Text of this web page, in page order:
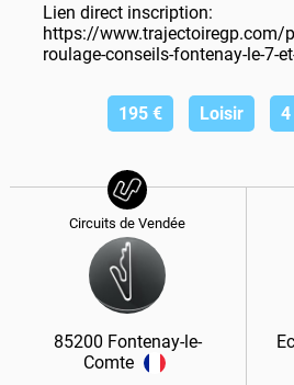
Lien direct inscription:
https://www.trajectoiregp.com/
roulage-conseils-fontenay-le-7-
195 € Loisir
Circuits de Vendée
85200 Fontenay-le-
Comte